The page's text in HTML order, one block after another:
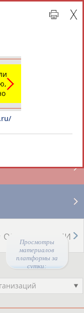
Просмотры
материалов
платформы за
сутки: